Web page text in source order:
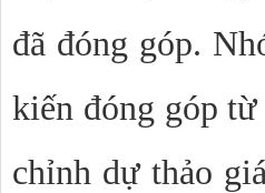
đã đóng góp.
kiến đóng góp
chỉnh dự thảo